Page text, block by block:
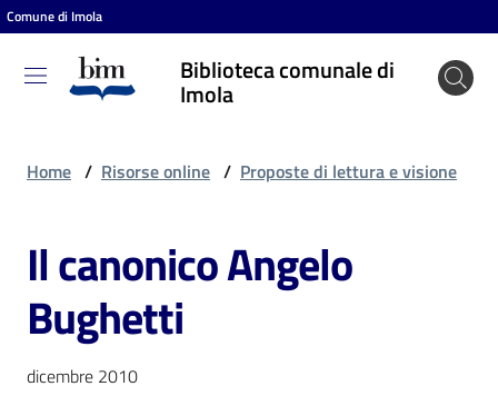
Vai al contenuto
Vai alla navigazione
Vai al footer
Comune di Imola
Biblioteca comunale di
Imola
Biblioteca
comunale
Entra
Cosa
puoi
fare
Home / Risorse online / Proposte di lettura e visione
Il canonico Angelo
Bughetti
dicembre 2010